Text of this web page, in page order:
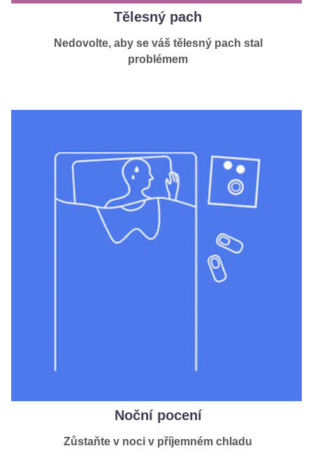
Tělesný pach
Nedovolte, aby se váš tělesný pach stal
problémem
Noční pocení
Zůstaňte v noci v příjemném chladu